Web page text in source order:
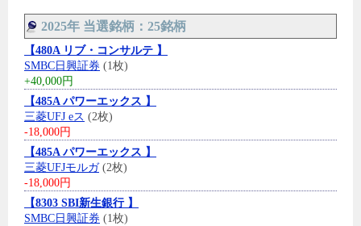
2025年 当選銘柄：25銘柄
【480A リブ・コンサルテ 】
SMBC日興証券 (1枚)
+40,000円
【485A パワーエックス 】
三菱UFJ eス (2枚)
-18,000円
【485A パワーエックス 】
三菱UFJモルガ(2枚)
-18,000円
【8303 SBI新生銀行 】
SMBC日興証券 (1枚)